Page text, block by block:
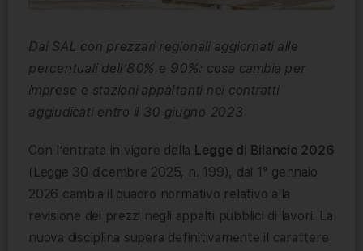
Dai SAL con prezzari regionali aggiornati alle
percentuali dell’80% e 90%: cosa cambia per
imprese e stazioni appaltanti nei contratti
aggiudicati entro il 30 giugno 2023
Con l’entrata in vigore della Legge di Bilancio 2026
(Legge 30 dicembre 2025, n. 199), dal 1° gennaio
2026 cambia il quadro normativo relativo alla
revisione dei prezzi negli appalti pubblici di lavori. La
nuova disciplina supera definitivamente il carattere